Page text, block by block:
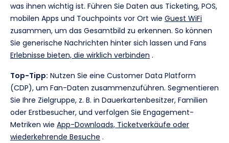
was ihnen wichtig ist. Führen Sie Daten aus Ticketing, POS,
mobilen Apps und Touchpoints vor Ort wie Guest WiFi
zusammen, um das Gesamtbild zu erkennen. So können
Sie generische Nachrichten hinter sich lassen und Fans
Erlebnisse bieten, die wirklich verbinden .
Top-Tipp: Nutzen Sie eine Customer Data Platform
(CDP), um Fan-Daten zusammenzuführen. Segmentieren
Sie Ihre Zielgruppe, z. B. in Dauerkartenbesitzer, Familien
oder Erstbesucher, und verfolgen Sie Engagement-
Metriken wie App-Downloads, Ticketverkäufe oder
wiederkehrende Besuche .